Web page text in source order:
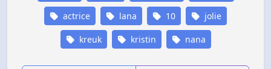
actrice lana 10 jolie
kreuk kristin nana